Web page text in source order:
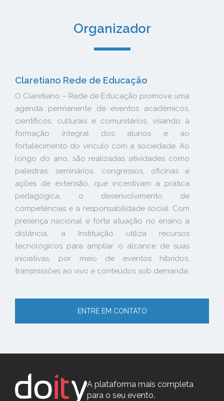
Organizador
Claretiano Rede de Educação
O Claretiano – Rede de Educação promove uma
agenda permanente de eventos acadêmicos,
científicos, culturais e comunitários, visando à
formação integral dos alunos e ao
fortalecimento do vínculo com a sociedade. Ao
longo do ano, são realizadas atividades como
palestras, seminários, congressos, oficinas e
ações de extensão, que incentivam a prática
pedagógica, o desenvolvimento de
competências e a responsabilidade social. Com
presença nacional e forte atuação no ensino a
distância, a Instituição utiliza recursos
tecnológicos para ampliar o alcance de suas
iniciativas, por meio de eventos híbridos,
transmissões ao vivo e conteúdos sob demanda.
ENTRE EM CONTATO
A plataforma mais completa
para o seu evento.